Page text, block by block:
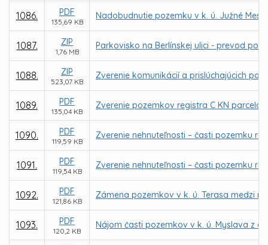
1086. PDF
135,69 KB
Nadobudnutie pozemku v k. ú. Južné
1087. ZIP
1,76 MB
Parkovisko na Berlínskej ulici - prevod
1088. ZIP
523,07 KB
Zverenie komunikácií a prislúchajúcich
1089. PDF
135,04 KB
Zverenie pozemkov registra C KN parcela
1090. PDF
119,59 KB
Zverenie nehnuteľnosti – časti pozemku
1091. PDF
119,54 KB
Zverenie nehnuteľnosti – časti pozemku
1092. PDF
121,86 KB
Zámena pozemkov v k. ú. Terasa medzi
1093. PDF
120,2 KB
Nájom časti pozemkov v k. ú. Myslava z